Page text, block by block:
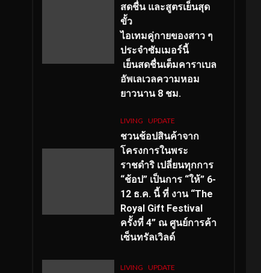
สดชื่น และสูตรเย็นสุด
ขั้ว
ไอเทมคู่กายของสาว ๆ
ประจำซัมเมอร์นี้
เย็นสดชื่นเต็มคาราเบล
อัพเลเวลความหอม
ยาวนาน 8 ชม.
LIVING UPDATE
ชวนช้อปสินค้าจาก
โครงการในพระ
ราชดำริ เปลี่ยนทุกการ
“ช้อป” เป็นการ “ให้” 6-
12 ธ.ค. นี้ ที่ งาน “The
Royal Gift Festival
ครั้งที่ 4” ณ ศูนย์การค้า
เซ็นทรัลเวิลด์
LIVING UPDATE